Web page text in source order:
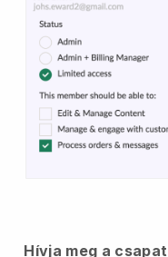
Hívja meg a